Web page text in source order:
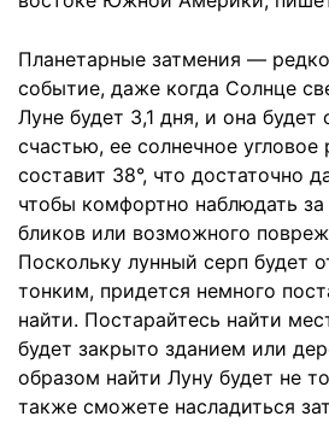
Планетарные затмения —
событие, даже когда Солнце
Луне будет 3,1 дня, и она будет
счастью, ее солнечное угловое
составит 38°, что достаточно
чтобы комфортно наблюдать за
бликов или возможного
Поскольку лунный серп будет
тонким, придется немного
найти. Постарайтесь найти
будет закрыто зданием или
образом найти Луну будет не
также сможете насладиться